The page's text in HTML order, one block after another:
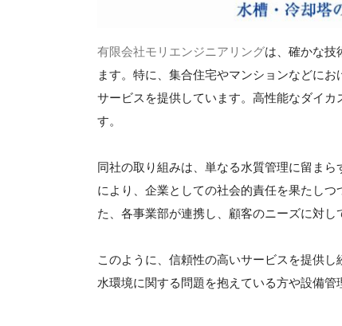
有限会社モリエンジニアリングは、確かな技
ます。特に、集合住宅やマンションなどに
サービスを提供しています。高性能なダイ
す。
同社の取り組みは、単なる水質管理に留ま
により、企業としての社会的責任を果たし
た、各事業部が連携し、顧客のニーズに対し
このように、信頼性の高いサービスを提供
水環境に関する問題を抱えている方や設備管